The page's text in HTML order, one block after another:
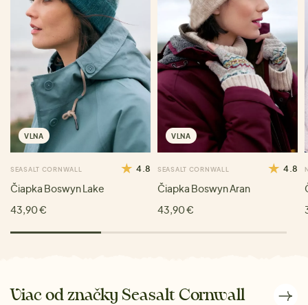
VLNA
SEASALT CORNWALL 4.8
Čiapka Boswyn Lake
43,90 €
VLNA
SEASALT CORNWALL 4.8
Čiapka Boswyn Aran
43,90 €
Viac od značky Seasalt Cornwall